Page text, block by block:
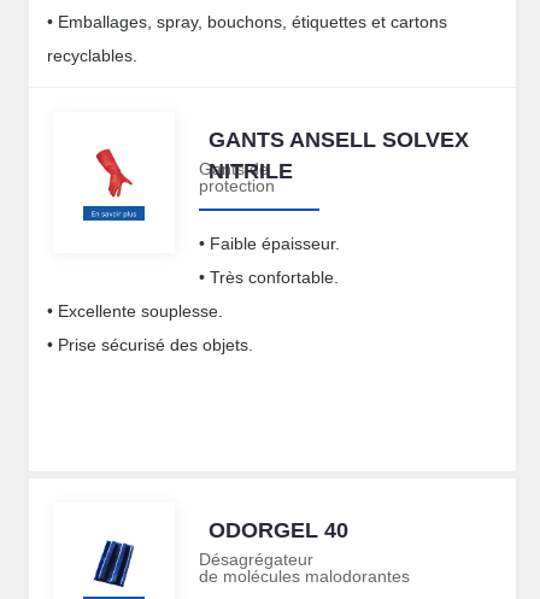
• Emballages, spray, bouchons, étiquettes et cartons
recyclables.
GANTS ANSELL SOLVEX
NITRILE
Gants de
protection
• Faible épaisseur.
• Très confortable.
• Excellente souplesse.
• Prise sécurisé des objets.
ODORGEL 40
Désagrégateur
de molécules malodorantes